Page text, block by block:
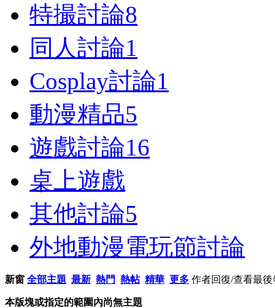
特撮討論8
同人討論1
Cosplay討論1
動漫精品5
遊戲討論16
桌上遊戲
其他討論5
外地動漫電玩節討論
新窗 全部主題 最新 熱門 熱帖 精華 更多 作者回復/查看最後
本版塊或指定的範圍內尚無主題